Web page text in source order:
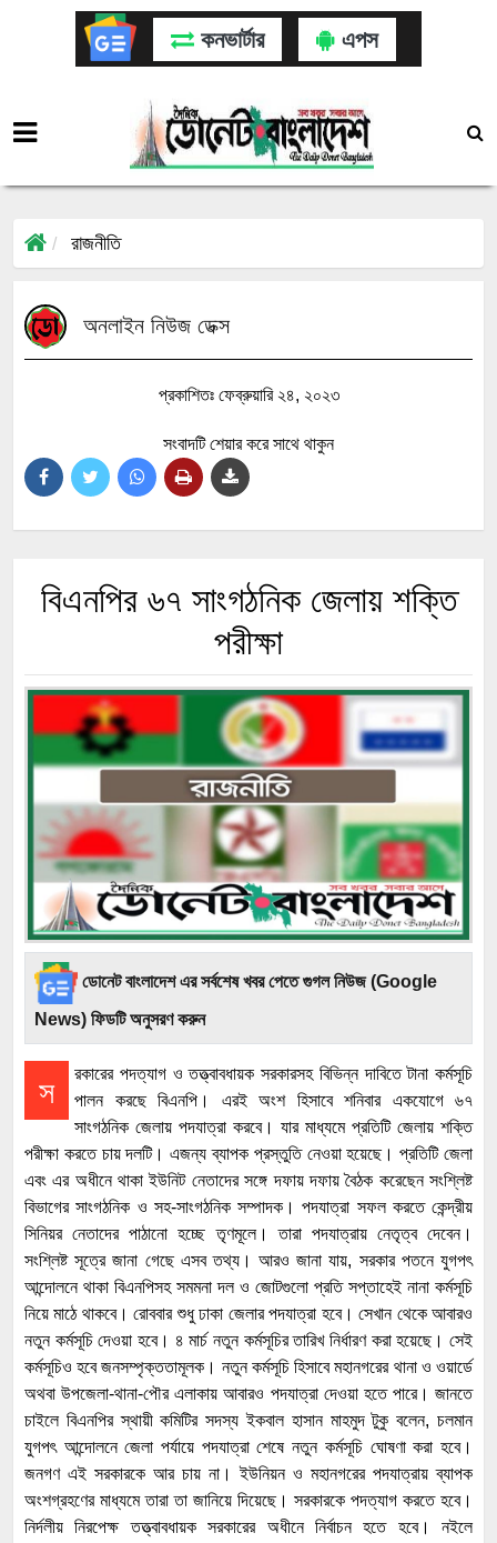
কনভার্টার এপস
রাজনীতি
অনলাইন নিউজ ডেক্স
প্রকাশিতঃ ফেব্রুয়ারি ২৪, ২০২৩
সংবাদটি শেয়ার করে সাথে থাকুন
বিএনপির ৬৭ সাংগঠনিক জেলায় শক্তি
পরীক্ষা
ডোনেট বাংলাদেশ এর সর্বশেষ খবর পেতে গুগল নিউজ (Google
News) ফিডটি অনুসরণ করুন
স
রকারের পদত্যাগ ও তত্ত্বাবধায়ক সরকারসহ বিভিন্ন দাবিতে টানা কর্মসূচি
পালন করছে বিএনপি। এরই অংশ হিসাবে শনিবার একযোগে ৬৭
সাংগঠনিক জেলায় পদযাত্রা করবে। যার মাধ্যমে প্রতিটি জেলায় শক্তি
পরীক্ষা করতে চায় দলটি। এজন্য ব্যাপক প্রস্তুতি নেওয়া হয়েছে। প্রতিটি জেলা
এবং এর অধীনে থাকা ইউনিট নেতাদের সঙ্গে দফায় দফায় বৈঠক করেছেন সংশ্লিষ্ট
বিভাগের সাংগঠনিক ও সহ-সাংগঠনিক সম্পাদক। পদযাত্রা সফল করতে কেন্দ্রীয়
সিনিয়র নেতাদের পাঠানো হচ্ছে তৃণমূলে। তারা পদযাত্রায় নেতৃত্ব দেবেন।
সংশ্লিষ্ট সূত্রে জানা গেছে এসব তথ্য। আরও জানা যায়, সরকার পতনে যুগপৎ
আন্দোলনে থাকা বিএনপিসহ সমমনা দল ও জোটগুলো প্রতি সপ্তাহেই নানা কর্মসূচি
নিয়ে মাঠে থাকবে। রোববার শুধু ঢাকা জেলার পদযাত্রা হবে। সেখান থেকে আবারও
নতুন কর্মসূচি দেওয়া হবে। ৪ মার্চ নতুন কর্মসূচির তারিখ নির্ধারণ করা হয়েছে। সেই
কর্মসূচিও হবে জনসম্পৃক্ততামূলক। নতুন কর্মসূচি হিসাবে মহানগরের থানা ও ওয়ার্ডে
অথবা উপজেলা-থানা-পৌর এলাকায় আবারও পদযাত্রা দেওয়া হতে পারে। জানতে
চাইলে বিএনপির স্থায়ী কমিটির সদস্য ইকবাল হাসান মাহমুদ টুকু বলেন, চলমান
যুগপৎ আন্দোলনে জেলা পর্যায়ে পদযাত্রা শেষে নতুন কর্মসূচি ঘোষণা করা হবে।
জনগণ এই সরকারকে আর চায় না। ইউনিয়ন ও মহানগরের পদযাত্রায় ব্যাপক
অংশগ্রহণের মাধ্যমে তারা তা জানিয়ে দিয়েছে। সরকারকে পদত্যাগ করতে হবে।
নির্দলীয় নিরপেক্ষ তত্ত্বাবধায়ক সরকারের অধীনে নির্বাচন হতে হবে। নইলে